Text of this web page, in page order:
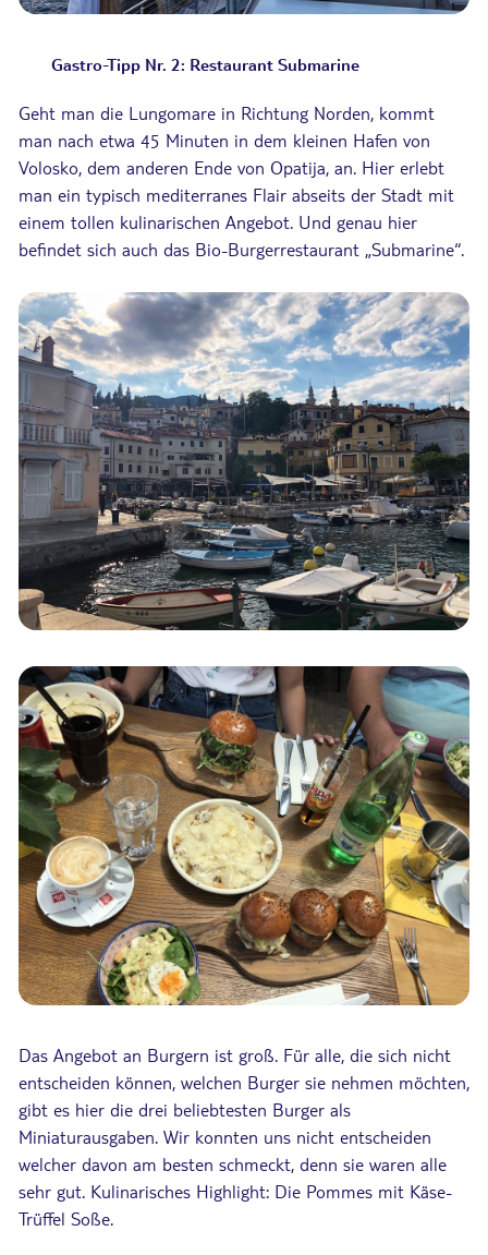
Gastro-Tipp Nr. 2: Restaurant Submarine
Geht man die Lungomare in Richtung Norden, kommt
man nach etwa 45 Minuten in dem kleinen Hafen von
Volosko, dem anderen Ende von Opatija, an. Hier erlebt
man ein typisch mediterranes Flair abseits der Stadt mit
einem tollen kulinarischen Angebot. Und genau hier
befindet sich auch das Bio-Burgerrestaurant „Submarine“.
Das Angebot an Burgern ist groß. Für alle, die sich nicht
entscheiden können, welchen Burger sie nehmen möchten,
gibt es hier die drei beliebtesten Burger als
Miniaturausgaben. Wir konnten uns nicht entscheiden
welcher davon am besten schmeckt, denn sie waren alle
sehr gut. Kulinarisches Highlight: Die Pommes mit Käse-
Trüffel Soße.